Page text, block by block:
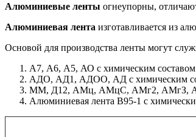
Алюминиевые ленты огнеупорны,
Алюминиевая лента изготавливается из
Основой для производства ленты могут
А7, А6, А5, АО с химическим
АДО, АД1, АДОО, АД с химическим
ММ, Д12, АМц, АМцС, АМг2, АМгЗ,
Алюминиевая лента В95-1 с